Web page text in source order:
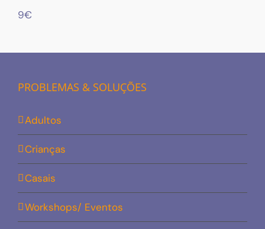
9€
PROBLEMAS & SOLUÇÕES
Adultos
Crianças
Casais
Workshops/ Eventos